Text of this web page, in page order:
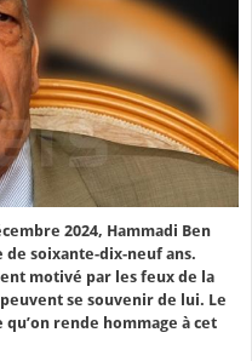
2024, Hammadi Ben
de soixante-dix-neuf ans.
motivé par les feux de la
se souvenir de lui. Le
rende hommage à cet